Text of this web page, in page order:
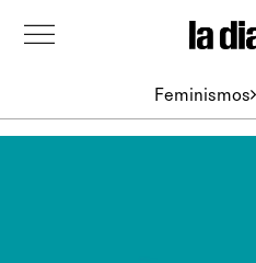
Feminismos